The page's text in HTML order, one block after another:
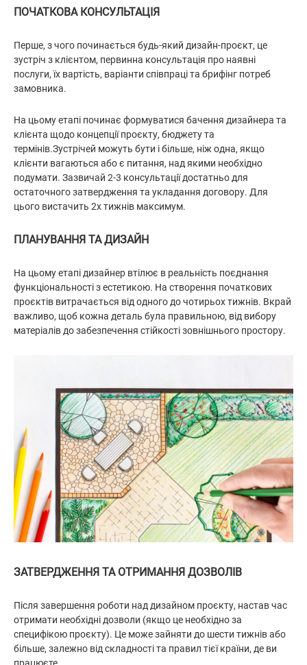
ПОЧАТКОВА КОНСУЛЬТАЦІЯ
Перше, з чого починається будь-який дизайн-проєкт, це
зустріч з клієнтом, первинна консультація про наявні
послуги, їх вартість, варіанти співпраці та брифінг потреб
замовника.
На цьому етапі починає формуватися бачення дизайнера та
клієнта щодо концепції проєкту, бюджету та
термінів.Зустрічей можуть бути і більше, ніж одна, якщо
клієнти вагаються або є питання, над якими необхідно
подумати. Зазвичай 2-3 консультації достатньо для
остаточного затвердження та укладання договору. Для
цього вистачить 2х тижнів максимум.
ПЛАНУВАННЯ ТА ДИЗАЙН
На цьому етапі дизайнер втілює в реальність поєднання
функціональності з естетикою. На створення початкових
проєктів витрачається від одного до чотирьох тижнів. Вкрай
важливо, щоб кожна деталь була правильною, від вибору
матеріалів до забезпечення стійкості зовнішнього простору.
ЗАТВЕРДЖЕННЯ ТА ОТРИМАННЯ ДОЗВОЛІВ
Після завершення роботи над дизайном проєкту, настав час
отримати необхідні дозволи (якщо це необхідно за
специфікою проєкту). Це може зайняти до шести тижнів або
більше, залежно від складності та правил тієї країни, де ви
працюєте.